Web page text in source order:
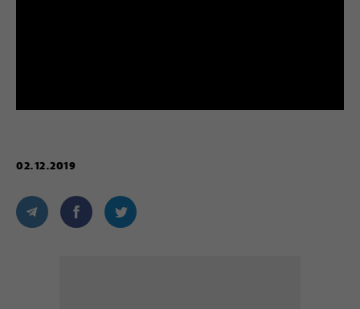
02.12.2019